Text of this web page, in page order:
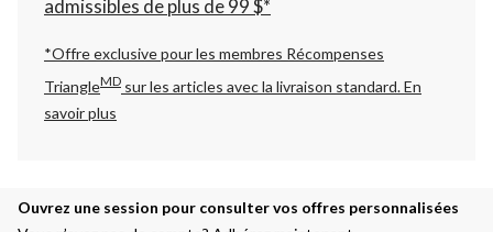
admissibles de plus de 99 $*
*Offre exclusive pour les membres Récompenses
TriangleMD sur les articles avec la livraison standard.En
savoir plus
Ouvrez une session pour consulter vos offres personnalisées